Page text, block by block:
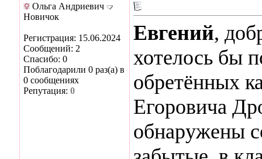
Ольга Андриевич
Новичок
Регистрация: 15.06.2024
Сообщений: 2
Спасибо: 0
Поблагодарили 0 раз(а) в
0 сообщениях
Репутация: 0
Евгений,
хотелось бы
обретённых
Егоровича
обнаружены